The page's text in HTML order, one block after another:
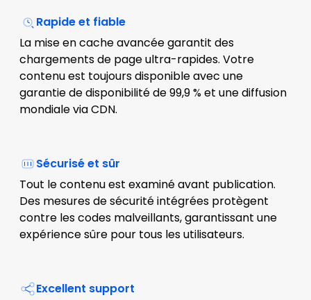
Rapide et fiable
La mise en cache avancée garantit des
chargements de page ultra-rapides. Votre
contenu est toujours disponible avec une
garantie de disponibilité de 99,9 % et une diffusion
mondiale via CDN.
Sécurisé et sûr
Tout le contenu est examiné avant publication.
Des mesures de sécurité intégrées protègent
contre les codes malveillants, garantissant une
expérience sûre pour tous les utilisateurs.
Excellent support